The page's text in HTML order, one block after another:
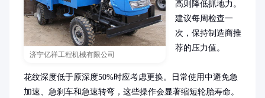
济宁亿祥工程机械有限公司
高则降低抓地力。
建议每周检查一
次，保持制造商推
荐的压力值。
花纹深度低于原深度50%时应考虑更换。日常使用中避免急
加速、急刹车和急速转弯，这些操作会显著缩短轮胎寿命。